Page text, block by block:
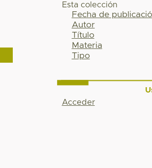
Esta colección
Fecha de
Autor
Título
Materia
Tipo
Acceder